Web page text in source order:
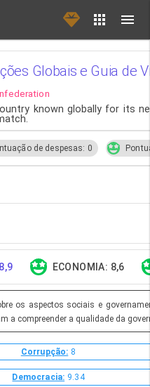
Globais e Guia de
known globally for its
de despesas: 0
ECONOMIA: 8,6
os aspectos sociais e
a compreender a qualidade da
Corrupção: 8
Democracia: 9.34